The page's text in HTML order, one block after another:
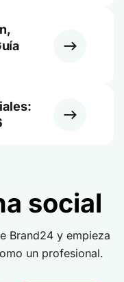
social
Brand24 y empieza
un profesional.